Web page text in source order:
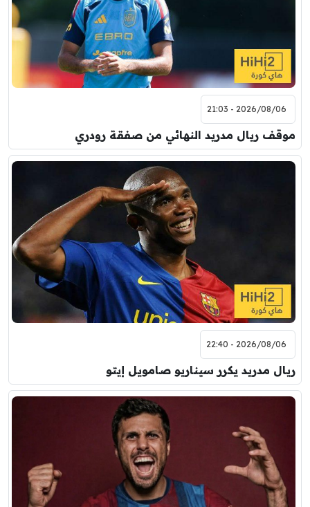
2026/08/06 - 21:03
موقف ريال مدريد النهائي من صفقة رودري
2026/08/06 - 22:40
ريال مدريد يكرر سيناريو صامويل إيتو